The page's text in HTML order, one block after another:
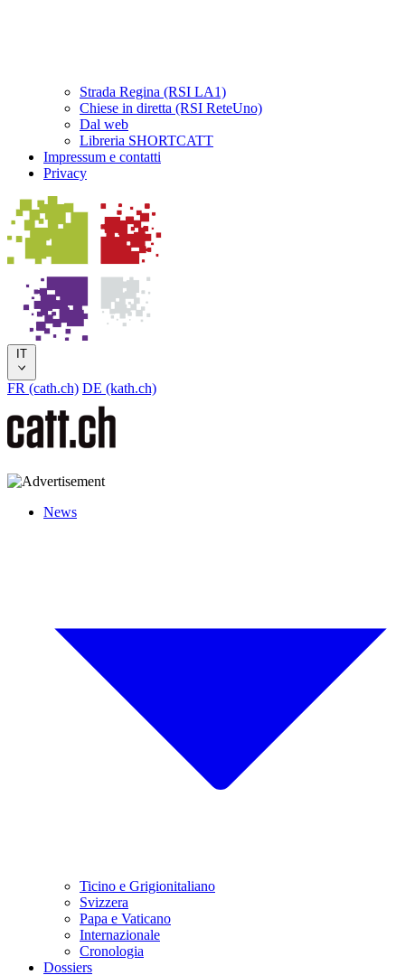
Strada Regina (RSI LA1)
Chiese in diretta (RSI ReteUno)
Dal web
Libreria SHORTCATT
Impressum e contatti
Privacy
IT
FR (cath.ch) DE (kath.ch)
News
Ticino e Grigionitaliano
Svizzera
Papa e Vaticano
Internazionale
Cronologia
Dossiers